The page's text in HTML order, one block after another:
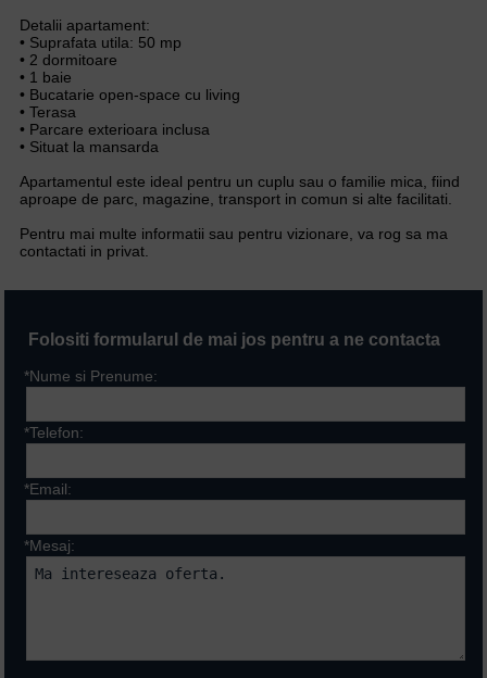
Detalii apartament:
• Suprafata utila: 50 mp
• 2 dormitoare
• 1 baie
• Bucatarie open-space cu living
• Terasa
• Parcare exterioara inclusa
• Situat la mansarda
Apartamentul este ideal pentru un cuplu sau o familie mica, fiind
aproape de parc, magazine, transport in comun si alte facilitati.
Pentru mai multe informatii sau pentru vizionare, va rog sa ma
contactati in privat.
Folositi formularul de mai jos pentru a ne contacta
*Nume si Prenume:
*Telefon:
*Email:
*Mesaj: